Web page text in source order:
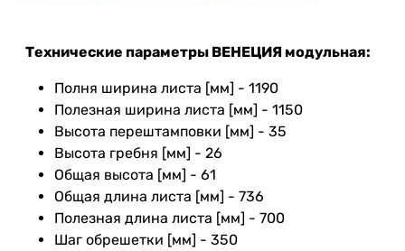
Технические параметры ВЕНЕЦИЯ модульная:
Полня ширина листа [мм] - 1190
Полезная ширина листа [мм] - 1150
Высота перештамповки [мм] - 35
Высота гребня [мм] - 26
Общая высота [мм] - 61
Общая длина листа [мм] - 736
Полезная длина листа [мм] - 700
Шаг обрешетки [мм] - 350